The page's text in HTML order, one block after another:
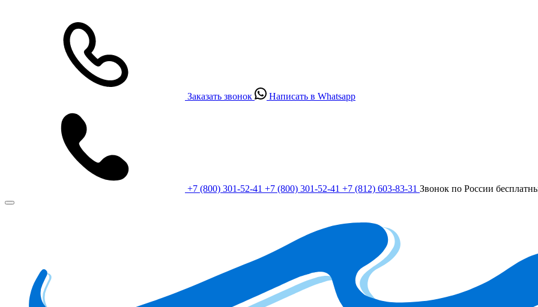
Заказать звонок Написать в Whatsapp
+7 (800) 301-52-41 +7 (800) 301-52-41 +7 (812) 603-83-31 Звонок по России